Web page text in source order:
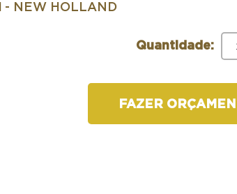
- NEW HOLLAND
Quantidade:
FAZER